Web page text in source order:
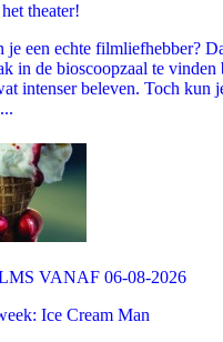
theater!
je een echte filmliefhebber?
in de bioscoopzaal te
intenser beleven. Toch kun
VANAF 06-08-2026
Ice Cream Man